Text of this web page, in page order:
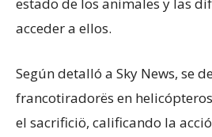
acceder a ellos.
Según detalló a Sky News, se
francotiradorës en
el sacrificiö, calificando la